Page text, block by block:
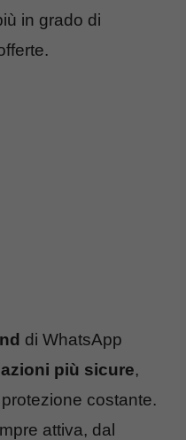
in grado di
di WhatsApp
più sicure,
costante.
attiva, dal